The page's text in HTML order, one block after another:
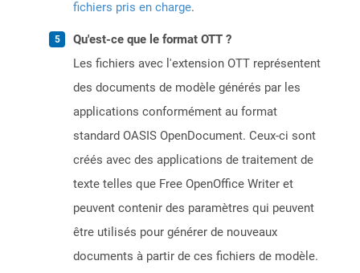
fichiers pris en charge.
Qu'est-ce que le format OTT ?
Les fichiers avec l'extension OTT représentent
des documents de modèle générés par les
applications conformément au format
standard OASIS OpenDocument. Ceux-ci sont
créés avec des applications de traitement de
texte telles que Free OpenOffice Writer et
peuvent contenir des paramètres qui peuvent
être utilisés pour générer de nouveaux
documents à partir de ces fichiers de modèle.